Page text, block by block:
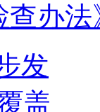
查办法